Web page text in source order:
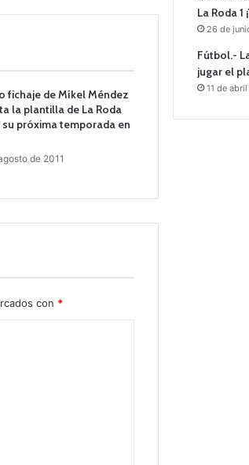
fichaje de Míkel Méndez
la plantilla de La Roda
su próxima temporada en
de 2011
con *
La Roda 1
26 de
Fútbol.-
jugar el
11 de